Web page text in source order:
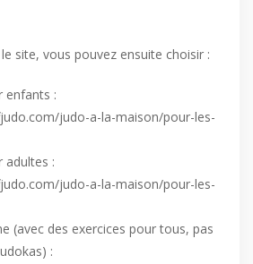
site, vous pouvez ensuite choisir :
enfants :
judo-a-la-maison/pour-les-
adultes :
judo-a-la-maison/pour-les-
(avec des exercices pour tous, pas
: